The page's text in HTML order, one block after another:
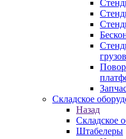
Складское
Назад
Складское
Штабелеры